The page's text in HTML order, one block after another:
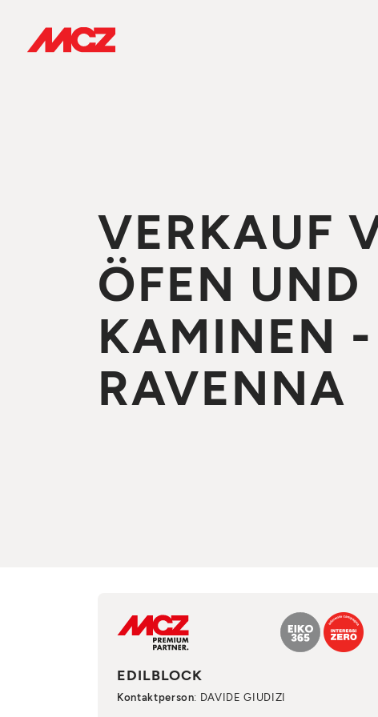
VERKAUF
ÖFEN UND
KAMINEN -
RAVENNA
EDILBLOCK
Kontaktperson: DAVIDE GIUDIZI